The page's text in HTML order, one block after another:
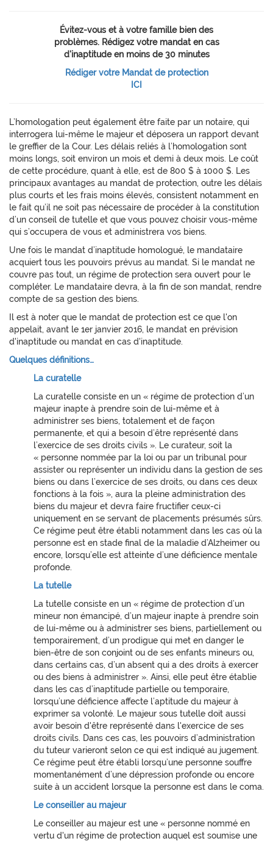
Évitez-vous et à votre famille bien des
problèmes. Rédigez votre mandat en cas
d'inaptitude en moins de 30 minutes
Rédiger votre Mandat de protection
ICI
L’homologation peut également être faite par un notaire, qui
interrogera lui-même le majeur et déposera un rapport devant
le greffier de la Cour. Les délais reliés à l’homologation sont
moins longs, soit environ un mois et demi à deux mois. Le coût
de cette procédure, quant à elle, est de 800 $ à 1000 $. Les
principaux avantages au mandat de protection, outre les délais
plus courts et les frais moins élevés, consistent notamment en
le fait qu’il ne soit pas nécessaire de procéder à la constitution
d’un conseil de tutelle et que vous pouvez choisir vous-même
qui s’occupera de vous et administrera vos biens.
Une fois le mandat d’inaptitude homologué, le mandataire
acquiert tous les pouvoirs prévus au mandat. Si le mandat ne
couvre pas tout, un régime de protection sera ouvert pour le
compléter. Le mandataire devra, à la fin de son mandat, rendre
compte de sa gestion des biens.
Il est à noter que le mandat de protection est ce que l'on
appelait, avant le 1er janvier 2016, le mandat en prévision
d'inaptitude ou mandat en cas d'inaptitude.
Quelques définitions…
La curatelle
La curatelle consiste en un « régime de protection d’un
majeur inapte à prendre soin de lui-même et à
administrer ses biens, totalement et de façon
permanente, et qui a besoin d’être représenté dans
l’exercice de ses droits civils ». Le curateur, soit la
« personne nommée par la loi ou par un tribunal pour
assister ou représenter un individu dans la gestion de ses
biens ou dans l’exercice de ses droits, ou dans ces deux
fonctions à la fois », aura la pleine administration des
biens du majeur et devra faire fructifier ceux-ci
uniquement en se servant de placements présumés sûrs.
Ce régime peut être établi notamment dans les cas où la
personne est en stade final de la maladie d’Alzheimer ou
encore, lorsqu’elle est atteinte d’une déficience mentale
profonde.
La tutelle
La tutelle consiste en un « régime de protection d’un
mineur non émancipé, d’un majeur inapte à prendre soin
de lui-même ou à administrer ses biens, partiellement ou
temporairement, d’un prodigue qui met en danger le
bien-être de son conjoint ou de ses enfants mineurs ou,
dans certains cas, d’un absent qui a des droits à exercer
ou des biens à administrer ». Ainsi, elle peut être établie
dans les cas d’inaptitude partielle ou temporaire,
lorsqu’une déficience affecte l’aptitude du majeur à
exprimer sa volonté. Le majeur sous tutelle doit aussi
avoir besoin d'être représenté dans l'exercice de ses
droits civils. Dans ces cas, les pouvoirs d’administration
du tuteur varieront selon ce qui est indiqué au jugement.
Ce régime peut être établi lorsqu’une personne souffre
momentanément d’une dépression profonde ou encore
suite à un accident lorsque la personne est dans le coma.
Le conseiller au majeur
Le conseiller au majeur est une « personne nommé en
vertu d'un régime de protection auquel est soumise une